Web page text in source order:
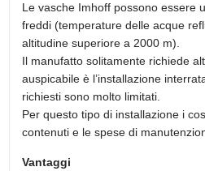
Le vasche Imhoff possono essere
freddi (temperature delle acque
altitudine superiore a 2000 m).
Il manufatto solitamente richiede
auspicabile è l’installazione
richiesti sono molto limitati.
Per questo tipo di installazione i
contenuti e le spese di
Vantaggi